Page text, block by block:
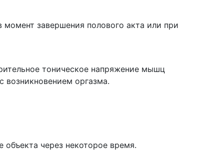
завершения полового акта или при
тоническое напряжение мышц
возникновением оргазма.
через некоторое время.